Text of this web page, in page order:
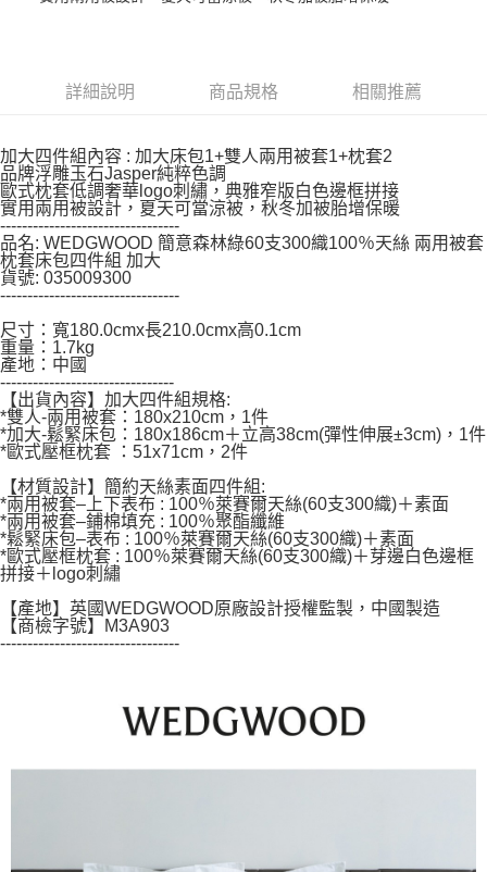
※ 交易是否成功請以「AFTEE先享後付 」之結帳頁面顯示為準，若有關於
是否繳費成功／繳費後需取消欲退款等相關疑問，請聯繫「AFTEE先享後付
【注意事項】
１．透過由恩沛科技股份有限公司提供之「AFTEE先享後付」服務完成之交
易，需依本服務之必要範圍內提供個人資料，並將交易相關給付款項請求債
權轉讓予恩沛科技股份有限公司。
２．關於個人資料處理事宜，請瀏覽以下網址：
https://aftee.tw/terms/#terms3
３．未成年的使用者請事先徵得法定代理人或監護人之同意方可使用
「AFTEE先享後付」，若未經同意申辦者引起之損失，本公司不負相關責
４．使用「AFTEE先享後付」時，將依據個別帳號之用戶狀況，依本公司即
時審查核予不同之上限額度；若仍有額度不足之情形，本公司將視審查結果
請求用戶進行身份認證。
５．嚴禁一人註冊多個帳號或使用他人資訊註冊。若發現惡意使用之情形，
恩沛科技股份有限公司將有權停止該用戶之使用額度並採取法律行動。
詳細說明 商品規格 相關推薦
加大四件組內容 : 加大床包1+雙人兩用被套1+枕套2
品牌浮雕玉石Jasper純粹色調
歐式枕套低調奢華logo刺繡，典雅窄版白色邊框拼接
實用兩用被設計，夏天可當涼被，秋冬加被胎增保暖
---------------------------------
品名: WEDGWOOD 簡意森林綠60支300織100％天絲 兩用被套
枕套床包四件組 加大
貨號: 035009300
---------------------------------
尺寸：寬180.0cmx長210.0cmx高0.1cm
重量：1.7kg
產地：中國
--------------------------------
【出貨內容】加大四件組規格:
*雙人-兩用被套：180x210cm，1件
*加大-鬆緊床包：180x186cm＋立高38cm(彈性伸展±3cm)，1件
*歐式壓框枕套 ：51x71cm，2件
【材質設計】簡約天絲素面四件組:
*兩用被套–上下表布 : 100％萊賽爾天絲(60支300織)＋素面
*兩用被套–鋪棉填充 : 100％聚酯纖維
*鬆緊床包–表布 : 100％萊賽爾天絲(60支300織)＋素面
*歐式壓框枕套 : 100％萊賽爾天絲(60支300織)＋芽邊白色邊框
拼接＋logo刺繡
【產地】英國WEDGWOOD原廠設計授權監製，中國製造
【商檢字號】M3A903
---------------------------------